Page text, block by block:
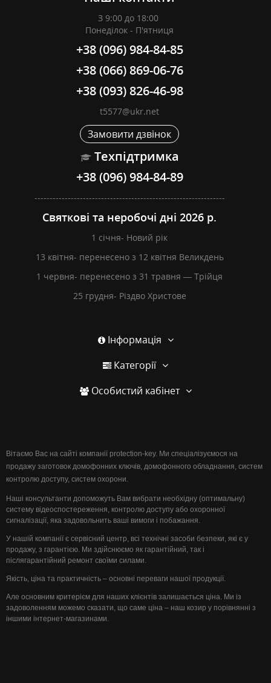
З 9:00 до 18:00
Понеділок - П'ятниця
+38 (096) 984-84-85
+38 (066) 869-06-76
+38 (093) 826-46-98
t5577@ukr.net
Замовити дзвінок
Техпідтримка
+38 (096) 984-84-89
---------------------------------------------------------------
Святкові та неробочі дні 2026 р.
1 січня- Новий рік
13 квітня- перенесено з 12 квітня Великдень
1 червня- перенесено з 31 травня — Трійця
25 грудня- Різдво Христове
Інформація
Категорії
Особистий кабінет
Вітаємо Вас на сайті компанії protection-key. Ми спеціалізуємося на
продажу заготовок домофонних ключів, домофонного обладнання, систем
контролю доступу, систем охорони.
Наші консультанти допоможуть Вам вибрати необхідну (оптимальну)
систему відеоспостереження, контролю доступу або охоронної
сигналізації, яка задовольнить ваші вимоги і побажання.
У нашій компанії є сервісний центр, всі технічні засоби безпеки, які є у
продажу, з гарантією. Ми здійснюємо як гарантійний, так і
післягарантійний ремонт своїми силами.
Якість, ціна та практичність – основні переваги нашої продукції.
Але основним критерієм для наших клієнтів залишається ціна. Ми із
задоволенням можемо сказати, що саме ціна – наш козир у порівнянні з
іншими інтернет-магазинами.